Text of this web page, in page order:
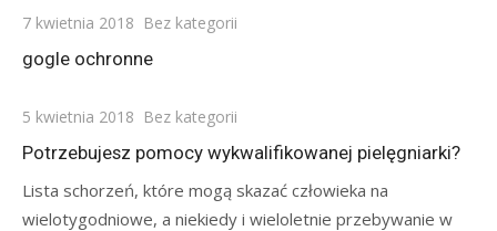
Posted
7 kwietnia 2018 Bez kategorii
gogle ochronne
Posted
on
5 kwietnia 2018 Bez kategorii
Potrzebujesz pomocy wykwalifikowanej pielęgniarki?
Lista schorzeń, które mogą skazać człowieka na
wielotygodniowe, a niekiedy i wieloletnie przebywanie w